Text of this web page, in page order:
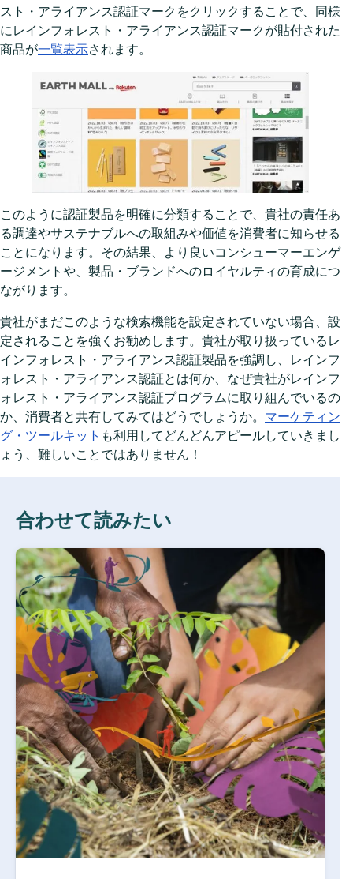
スト・アライアンス認証マークをクリックすることで、同様
にレインフォレスト・アライアンス認証マークが貼付された
商品が一覧表示されます。
このように認証製品を明確に分類することで、貴社の責任あ
る調達やサステナブルへの取組みや価値を消費者に知らせる
ことになります。その結果、より良いコンシューマーエンゲ
ージメントや、製品・ブランドへのロイヤルティの育成につ
ながります。
貴社がまだこのような検索機能を設定されていない場合、設
定されることを強くお勧めします。貴社が取り扱っているレ
インフォレスト・アライアンス認証製品を強調し、レインフ
ォレスト・アライアンス認証とは何か、なぜ貴社がレインフ
ォレスト・アライアンス認証プログラムに取り組んでいるの
か、消費者と共有してみてはどうでしょうか。 マーケティン
グ・ツールキット も利用してどんどんアピールしていきまし
ょう、難しいことではありません！
合わせて読みたい